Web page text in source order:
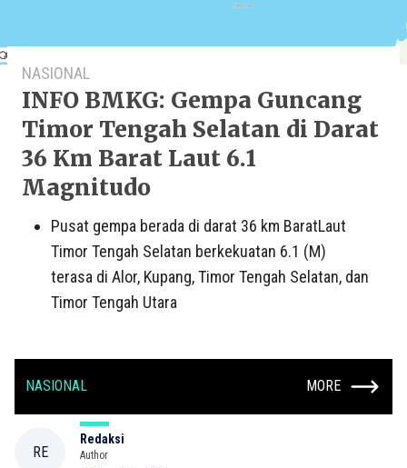
NASIONAL
INFO BMKG: Gempa Guncang
Timor Tengah Selatan di Darat
36 Km Barat Laut 6.1
Magnitudo
Pusat gempa berada di darat 36 km BaratLaut
Timor Tengah Selatan berkekuatan 6.1 (M)
terasa di Alor, Kupang, Timor Tengah Selatan, dan
Timor Tengah Utara
NASIONAL MORE
RE
Redaksi
Author